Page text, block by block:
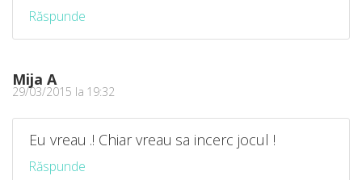
Răspunde
Mija A
29/03/2015 la 19:32
Eu vreau .! Chiar vreau sa incerc jocul !
Răspunde